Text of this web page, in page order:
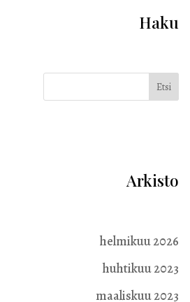
Haku
Etsi
Arkisto
helmikuu 2026
huhtikuu 2023
maaliskuu 2023